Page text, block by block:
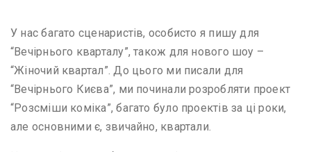
У нас багато сценаристів, особисто я пишу для
“Вечірнього кварталу”, також для нового шоу –
“Жіночий квартал”. До цього ми писали для
“Вечірнього Києва”, ми починали розробляти проект
“Розсміши коміка”, багато було проектів за ці роки,
але основними є, звичайно, квартали.